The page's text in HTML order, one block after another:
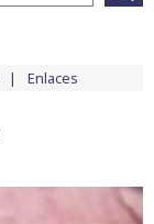
Enlaces